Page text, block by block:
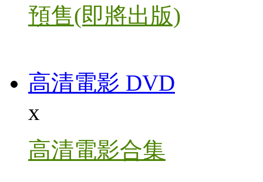
預售(即將出版)
高清電影 DVD
x
高清電影合集